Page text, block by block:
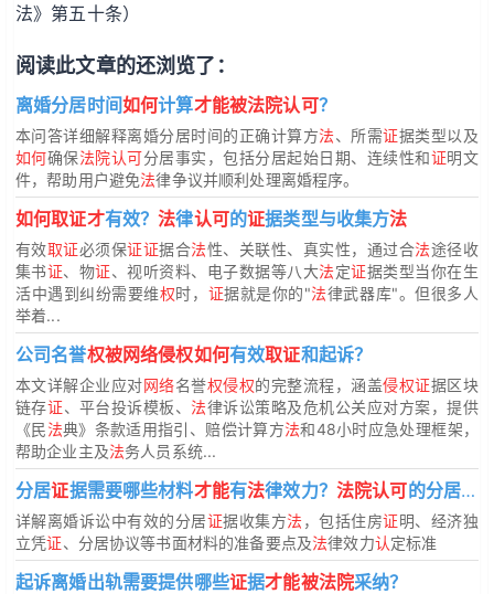
法》第五十条）
阅读此文章的还浏览了：
离婚分居时间如何计算才能被法院认可？
本问答详细解释离婚分居时间的正确计算方法、所需证据类型以及
如何确保法院认可分居事实，包括分居起始日期、连续性和证明文
件，帮助用户避免法律争议并顺利处理离婚程序。
如何取证才有效？法律认可的证据类型与收集方法
有效取证必须保证证据合法性、关联性、真实性，通过合法途径收
集书证、物证、视听资料、电子数据等八大法定证据类型当你在生
活中遇到纠纷需要维权时， 证据就是你的"法律武器库"。但很多人
举着...
公司名誉权被网络侵权如何有效取证和起诉？
本文详解企业应对网络名誉权侵权的完整流程，涵盖侵权证据区块
链存证、平台投诉模板、 法律诉讼策略及危机公关应对方案，提供
《民法典》条款适用指引、赔偿计算方法和48小时应急处理框架，
帮助企业主及法务人员系统...
分居证据需要哪些材料才能有法律效力？ 法院认可的分居证
详解离婚诉讼中有效的分居证据收集方法，包括住房证明、经济独
立凭证、分居协议等书面材料的准备要点及法律效力认定标准
起诉离婚出轨需要提供哪些证据才能被法院采纳？